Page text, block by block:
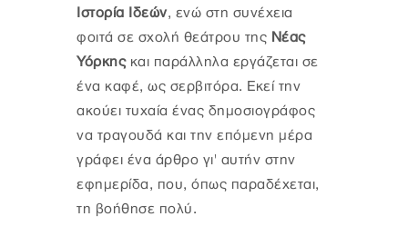
Ιστορία Ιδεών, ενώ στη συνέχεια
φοιτά σε σχολή θεάτρου της Νέας
Υόρκης και παράλληλα εργάζεται σε
ένα καφέ, ως σερβιτόρα. Εκεί την
ακούει τυχαία ένας δημοσιογράφος
να τραγουδά και την επόμενη μέρα
γράφει ένα άρθρο γι' αυτήν στην
εφημερίδα, που, όπως παραδέχεται,
τη βοήθησε πολύ.